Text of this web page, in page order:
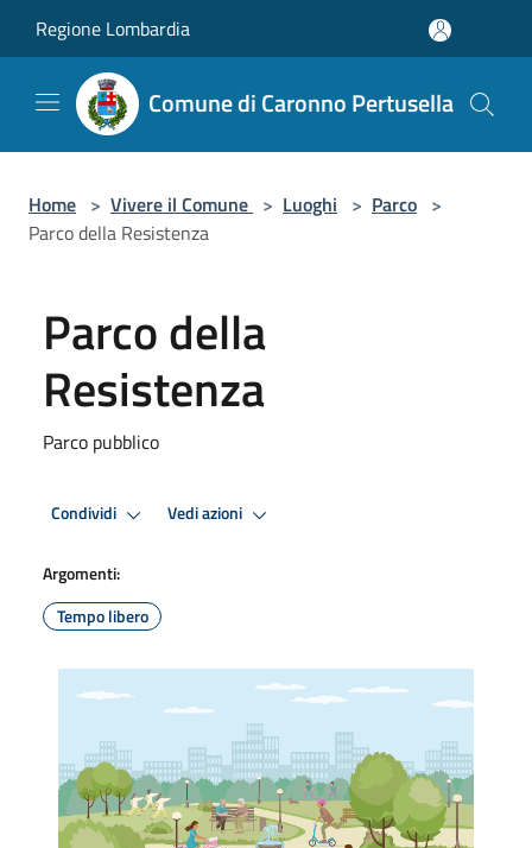
Regione Lombardia
Comune di Caronno Pertusella
Home > Vivere il Comune > Luoghi > Parco >
Parco della Resistenza
Parco della
Resistenza
Parco pubblico
Condividi Vedi azioni
Argomenti:
Tempo libero